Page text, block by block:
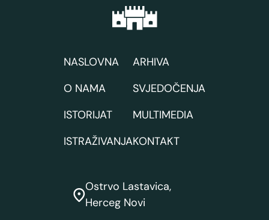
NASLOVNA
O NAMA
ISTORIJAT
ISTRAŽIVANJA
ARHIVA
SVJEDOČENJA
MULTIMEDIA
KONTAKT
Ostrvo Lastavica,
Herceg Novi